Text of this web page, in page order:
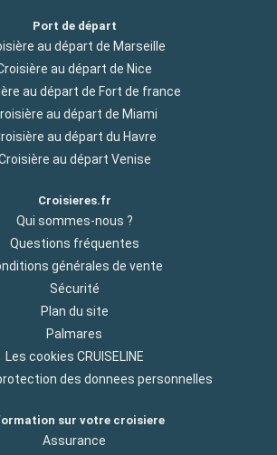
Port de départ
au départ de Marseille
au départ de Nice
au départ de Fort de france
au départ de Miami
au départ du Havre
au départ Venise
Croisieres.fr
Qui sommes-nous ?
Questions fréquentes
générales de vente
Sécurité
Plan du site
Palmares
Les cookies CRUISELINE
des donnees personnelles
sur votre croisiere
Assurance